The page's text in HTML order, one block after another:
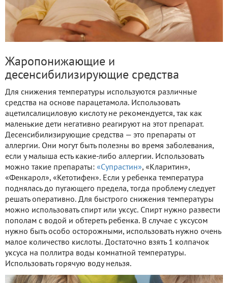
Жаропонижающие и
десенсибилизирующие средства
Для снижения температуры используются различные
средства на основе парацетамола. Использовать
ацетилсалициловую кислоту не рекомендуется, так как
маленькие дети негативно реагируют на этот препарат.
Десенсибилизирующие средства — это препараты от
аллергии. Они могут быть полезны во время заболевания,
если у малыша есть какие-либо аллергии. Использовать
можно такие препараты: «Супрастин», «Кларитин»,
«Фенкарол», «Кетотифен». Если у ребенка температура
поднялась до пугающего предела, тогда проблему следует
решать оперативно. Для быстрого снижения температуры
можно использовать спирт или уксус. Спирт нужно развести
пополам с водой и обтереть ребенка. В случае с уксусом
нужно быть особо осторожными, использовать нужно очень
малое количество кислоты. Достаточно взять 1 колпачок
уксуса на поллитра воды комнатной температуры.
Использовать горячую воду нельзя.